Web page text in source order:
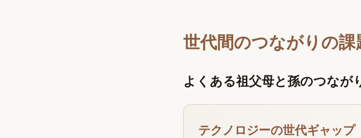
世代間のつながりの課
よくある祖父母と孫のつなが
テクノロジーの世代ギャップ